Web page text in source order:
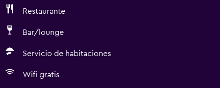
Restaurante
Bar/lounge
Servicio de habitaciones
Wifi gratis